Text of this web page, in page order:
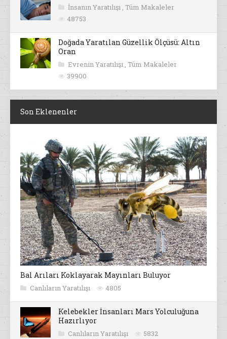
İnsanın Yaratılışı , Tüm Makaleler
48753
Doğada Yaratılan Güzellik Ölçüsü: Altın
Oran
Evrenin Yaratılışı , Tüm Makaleler
39900
Son Eklenenler
Bal Arıları Koklayarak Mayınları Buluyor
Canlıların Yaratılışı 4805
Kelebekler İnsanları Mars Yolculuğuna
Hazırlıyor
Canlıların Yaratılışı 5832